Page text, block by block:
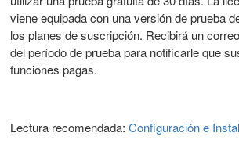
viene equipada con una versión de prueba
los planes de suscripción. Recibirá un
del período de prueba para notificarle que
funciones pagas.
Lectura recomendada: Configuración e